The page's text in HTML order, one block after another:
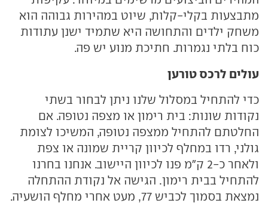
מתבצעות בקלי-קלות, שיוט במהירות גבוהה הוא
משחק ילדים והתחושה היא שתמיד ישנן עתודות
כוח בלתי נגמרות. חתיכת מנוע יש פה.
עולים לרכס טורען
כדי להתחיל במסלול שלנו ניתן לבחור בשתי
נקודות שונות: בית רימון או מצפה נטופה. אם
החלטתם להתחיל ממצפה נטופה, המשיכו לצומת
גולני, רדו במחלף לכיוון קריית שמונה או צפת
ולאחר כ-2 ק"מ פנו לכיוון היישוב. אנחנו בחרנו
להתחיל בבית רימון. הגישה אל נקודת ההתחלה
נמצאת בסמוך לכביש 77, מעט אחרי מחלף הושעיה.